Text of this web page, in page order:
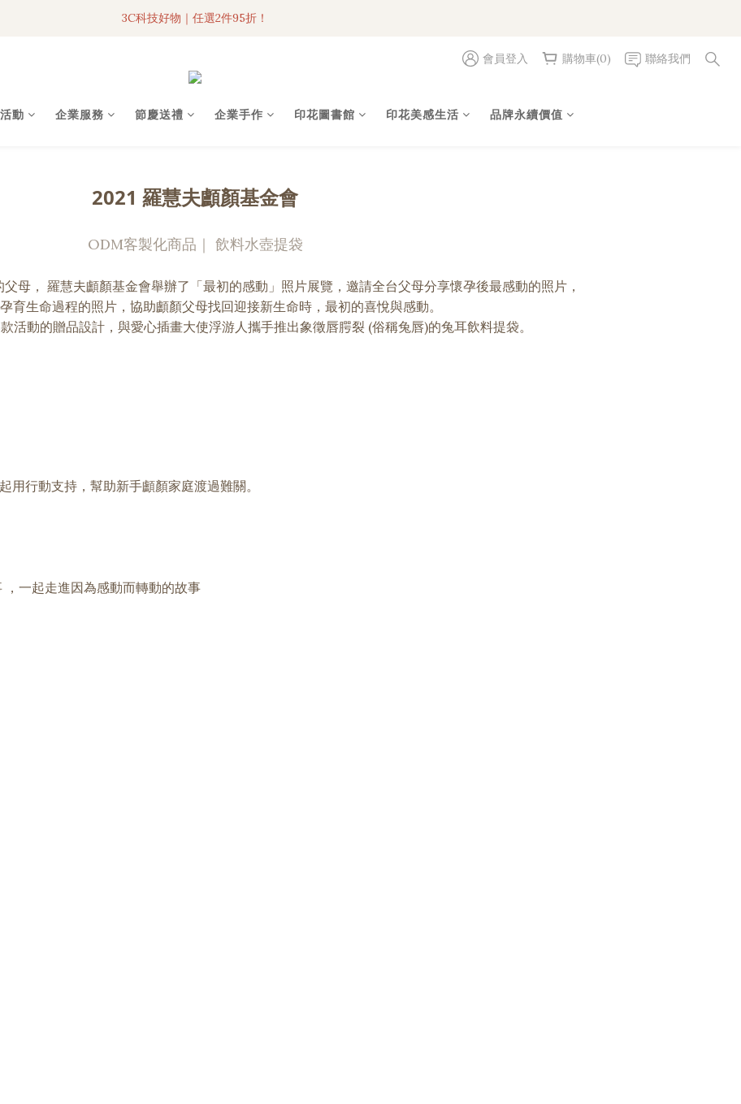
3C科技好物｜任選2件95折！
3C科技好物｜任選2件95折！
會員登入 購物車(0) 聯絡我們
動 企業服務 節慶送禮 企業手作 印花圖書館 印花美感生活 品牌永續價值
2021 羅慧夫顱顏基金會
ODM客製化商品｜ 飲料水壺提袋
母， 羅慧夫顱顏基金會舉辦了「最初的感動」照片展覽，邀請全台父母分享懷孕後最感動的照片，
育生命過程的照片，協助顱顏父母找回迎接新生命時，最初的喜悅與感動。
活動的贈品設計，與愛心插畫大使浮游人攜手推出象徵唇腭裂 (俗稱兔唇)的兔耳飲料提袋。
行動支持，幫助新手顱顏家庭渡過難關。
一起走進因為感動而轉動的故事